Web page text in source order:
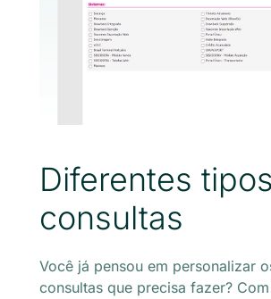
Diferentes
consultas
Você já pensou em personalizar
consultas que precisa fazer?